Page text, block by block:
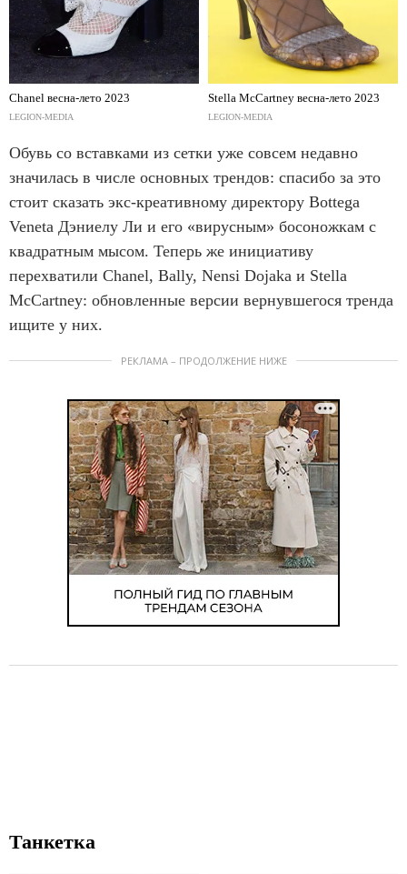
Chanel весна-лето 2023
LEGION-MEDIA
Stella McCartney весна-лето 2023
LEGION-MEDIA
Обувь со вставками из сетки уже совсем недавно
значилась в числе основных трендов: спасибо за это
стоит сказать экс-креативному директору Bottega
Veneta Дэниелу Ли и его «вирусным» босоножкам с
квадратным мысом. Теперь же инициативу
перехватили Chanel, Bally, Nensi Dojaka и Stella
McCartney: обновленные версии вернувшегося тренда
ищите у них.
РЕКЛАМА – ПРОДОЛЖЕНИЕ НИЖЕ
Танкетка